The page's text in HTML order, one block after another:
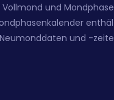
Vollmond und
und -